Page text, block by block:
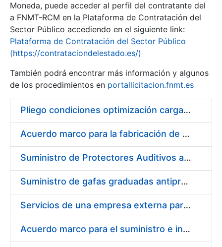
Show/Hide
Moneda, puede acceder al perfil del contratante del
a FNMT-RCM en la Plataforma de Contratación del
Sector Público accediendo en el siguiente link:
Plataforma de Contratación del Sector Público
(https://contrataciondelestado.es/)
También podrá encontrar más información y algunos
de los procedimientos en portallicitacion.fnmt.es
Pliego condiciones optimización cargas compras firmado
Acuerdo marco para la fabricación de piezas
Suministro de Protectores Auditivos a medida para las personas trabajadoras de los Centros de Trabajo de Madrid y Burgos
Suministro de gafas graduadas antiproyecciones para los trabajadores de la FNMT-RCM en los centros de trabajo de Madrid y Burgos
Servicios de una empresa externa para el asesoramiento y resolución de los recursos de alzada que se presentan relacionados con procesos de selección para la FNMT-RCM
Acuerdo marco para el suministro e instalación de persianas, estores y otros complementos